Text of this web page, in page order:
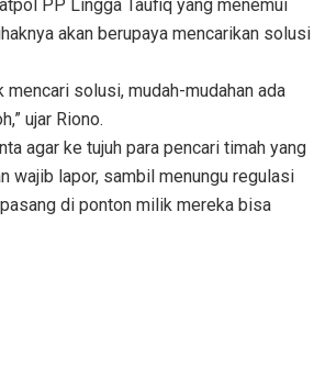
PP Lingga Taufiq yang menemui
akan berupaya mencarikan solusi
mencari solusi, mudah-mudahan ada
ujar Riono.
agar ke tujuh para pencari timah yang
wajib lapor, sambil menungu regulasi
di ponton milik mereka bisa